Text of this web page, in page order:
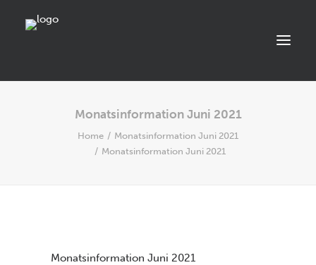
Monatsinformation Juni 2021
Home
Monatsinformation Juni 2021
Monatsinformation Juni 2021
Monatsinformation Juni 2021